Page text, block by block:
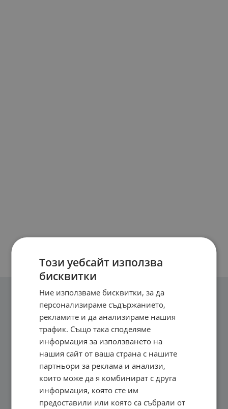
Този уебсайт използва
бисквитки
Ние използваме бисквитки, за да
персонализираме съдържанието,
рекламите и да анализираме нашия
трафик. Също така споделяме
информация за използването на
нашия сайт от ваша страна с нашите
партньори за реклама и анализи,
които може да я комбинират с друга
информация, която сте им
предоставили или която са събрали от